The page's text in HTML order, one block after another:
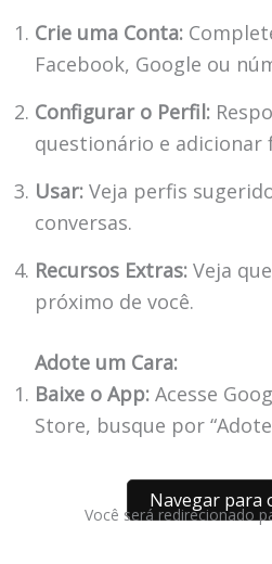
Crie uma Conta:
Facebook, Google ou
Configurar o Perfil:
questionário e adicionar
Usar:Veja perfis
conversas.
Recursos Extras:Veja
próximo de você.
Adote um Cara:
Baixe o App:Acesse
Store, busque por
Navegar para
Você será redirecionado